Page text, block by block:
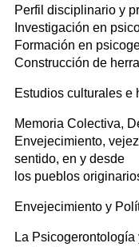
Perfil disciplinario y
Investigación en
Formación en
Construcción de
Estudios culturales e
Memoria Colectiva,
Envejecimiento,
sentido, en y desde
los pueblos
Envejecimiento y
La